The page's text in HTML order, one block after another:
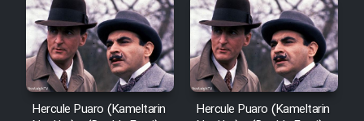
Hercule Puaro (Kameltarin
Hercule Puaro (Kameltarin